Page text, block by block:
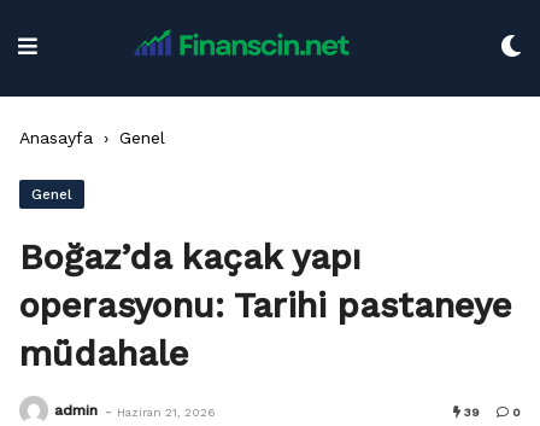
Anasayfa › Genel
Genel
Boğaz’da kaçak yapı
operasyonu: Tarihi pastaneye
müdahale
admin - Haziran 21, 2026 39 0